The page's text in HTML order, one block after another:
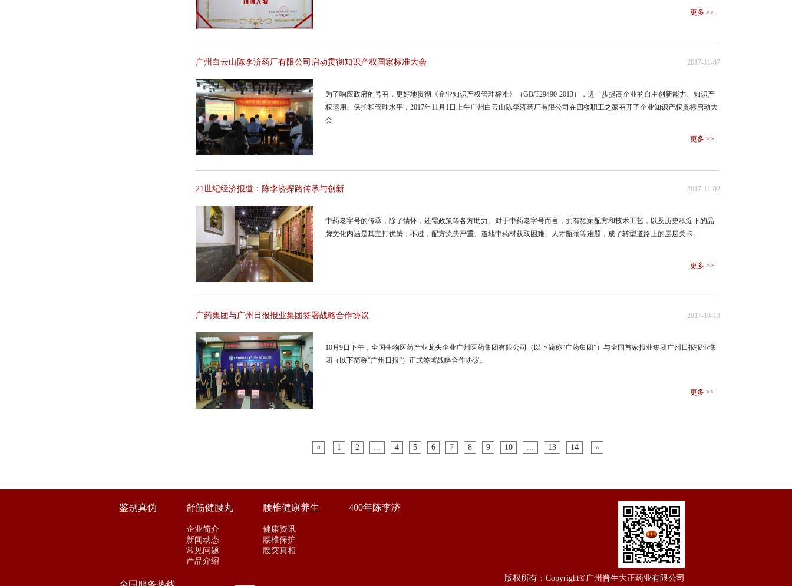
更多 >>
广州白云山陈李济药厂有限公司启动贯彻知识产权国家标准大会 2017-11-07
为了响应政府的号召，更好地贯彻《企业知识产权管理标准》（GB/T29490-2013），进一步提高企业的自主创新能力、知识产
权运用、保护和管理水平，2017年11月1日上午广州白云山陈李济药厂有限公司在四楼职工之家召开了企业知识产权贯标启动大
会
更多 >>
21世纪经济报道：陈李济探路传承与创新 2017-11-02
中药老字号的传承，除了情怀，还需政策等各方助力。对于中药老字号而言，拥有独家配方和技术工艺，以及历史积淀下的品
牌文化内涵是其主打优势；不过，配方流失严重、道地中药材获取困难、人才瓶颈等难题，成了转型道路上的层层关卡。
更多 >>
广药集团与广州日报报业集团签署战略合作协议 2017-10-13
10月9日下午，全国生物医药产业龙头企业广州医药集团有限公司（以下简称“广药集团”）与全国首家报业集团广州日报报业集
团（以下简称“广州日报”）正式签署战略合作协议。
更多 >>
« 1 2 ... 4 5 6 7 8 9 10 ... 13 14 »
鉴别真伪 舒筋健腰丸
企业简介
新闻动态
常见问题
产品介绍
腰椎健康养生
健康资讯
腰椎保护
腰突真相
400年陈李济
版权所有： Copyright©广州普生大正药业有限公司